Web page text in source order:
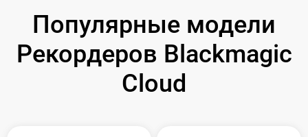
Популярные модели
Рекордеров Blackmagic
Cloud